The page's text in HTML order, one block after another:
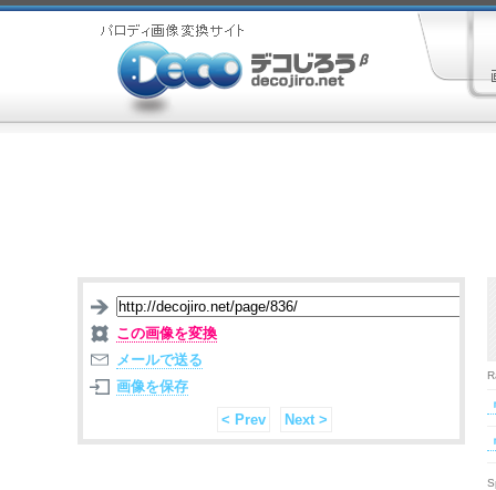
この画像を変換
メールで送る
画像を保存
< Prev
Next >